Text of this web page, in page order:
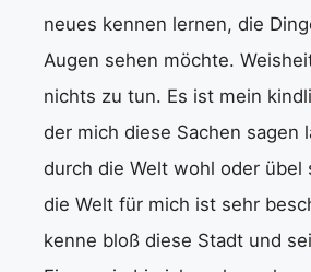
neues kennen lernen, die
Augen sehen möchte.
nichts zu tun. Es ist mein
der mich diese Sachen sagen
durch die Welt wohl oder übel
die Welt für mich ist sehr
kenne bloß diese Stadt und